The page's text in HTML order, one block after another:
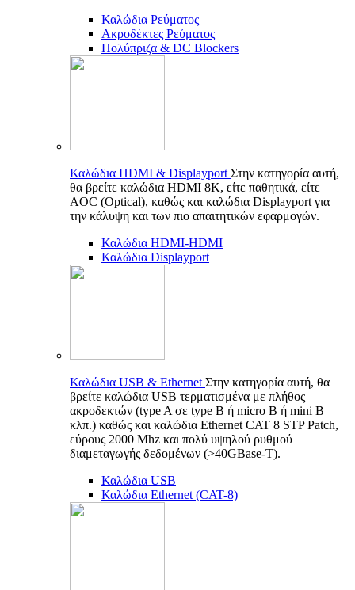
Καλώδια Ρεύματος
Ακροδέκτες Ρεύματος
Πολύπριζα & DC Blockers
Καλώδια HDMI & Displayport Στην κατηγορία αυτή,
θα βρείτε καλώδια HDMI 8K, είτε παθητικά, είτε
AOC (Optical), καθώς και καλώδια Displayport για
την κάλυψη και των πιο απαιτητικών εφαρμογών.
Καλώδια HDMI-HDMI
Καλώδια Displayport
Καλώδια USB & Ethernet Στην κατηγορία αυτή, θα
βρείτε καλώδια USB τερματισμένα με πλήθος
ακροδεκτών (type A σε type B ή micro B ή mini B
κλπ.) καθώς και καλώδια Ethernet CAT 8 STP Patch,
εύρους 2000 Mhz και πολύ υψηλού ρυθμού
διαμεταγωγής δεδομένων (>40GBase-T).
Καλώδια USB
Καλώδια Ethernet (CAT-8)